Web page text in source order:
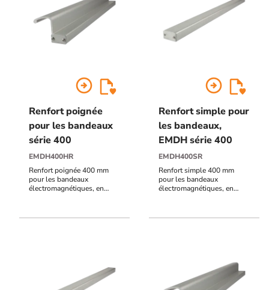
arrow_circle_right
Renfort poignée
pour les bandeaux
série 400
EMDH400HR
Renfort poignée 400 mm
pour les bandeaux
électromagnétiques, en
arrow_circle_right
Renfort simple pour
les bandeaux,
EMDH série 400
EMDH400SR
Renfort simple 400 mm
pour les bandeaux
électromagnétiques, en